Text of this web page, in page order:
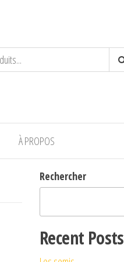
À PROPOS
Rechercher
Recent Posts